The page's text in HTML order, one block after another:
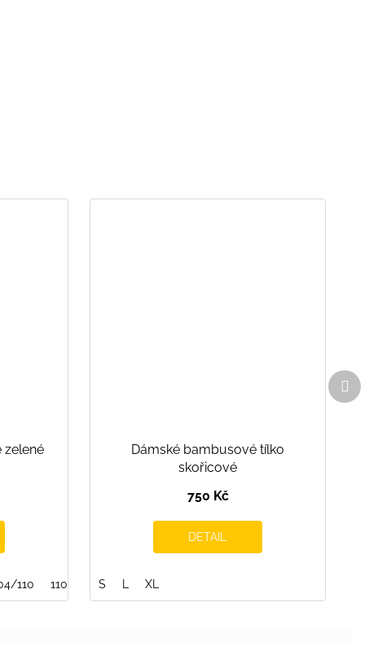
zelené
110 110/116 116/122
Dámské bambusové tílko
skořicové
750 Kč
DETAIL
S L XL